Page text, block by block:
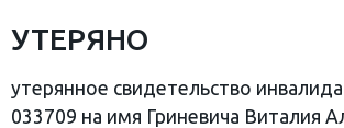
УТЕРЯНО
утерянное свидетельство
033709 на имя Гриневича Виталия